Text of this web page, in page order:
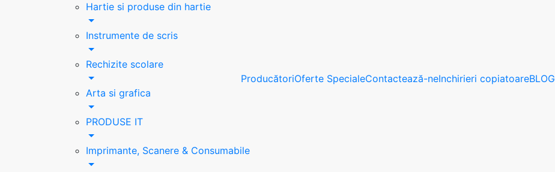
Hartie si produse din hartie
Instrumente de scris
Rechizite scolare
Arta si grafica
PRODUSE IT
Imprimante, Scanere & Consumabile
ProducătoriOferte SpecialeContactează-neInchirieri copiatoareBLOG